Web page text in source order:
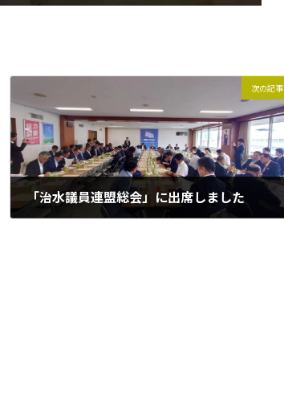
次の記事
「治水議員連盟総会」に出席しました